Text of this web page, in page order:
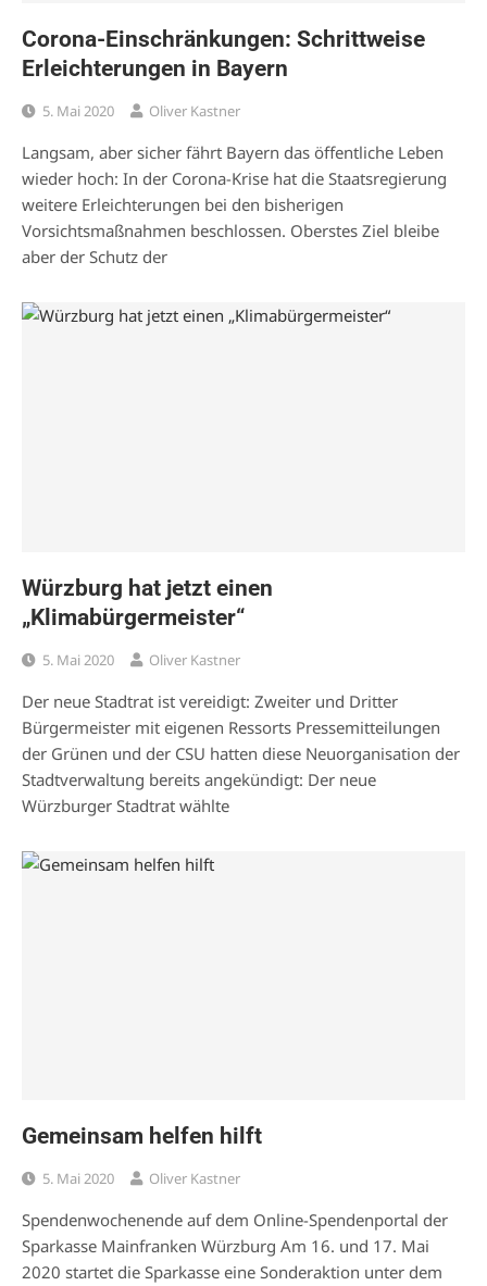
Corona-Einschränkungen: Schrittweise
Erleichterungen in Bayern
5. Mai 2020 Oliver Kastner
Langsam, aber sicher fährt Bayern das öffentliche Leben
wieder hoch: In der Corona-Krise hat die Staatsregierung
weitere Erleichterungen bei den bisherigen
Vorsichtsmaßnahmen beschlossen. Oberstes Ziel bleibe
aber der Schutz der
Würzburg hat jetzt einen
„Klimabürgermeister“
5. Mai 2020 Oliver Kastner
Der neue Stadtrat ist vereidigt: Zweiter und Dritter
Bürgermeister mit eigenen Ressorts Pressemitteilungen
der Grünen und der CSU hatten diese Neuorganisation der
Stadtverwaltung bereits angekündigt: Der neue
Würzburger Stadtrat wählte
Gemeinsam helfen hilft
5. Mai 2020 Oliver Kastner
Spendenwochenende auf dem Online-Spendenportal der
Sparkasse Mainfranken Würzburg Am 16. und 17. Mai
2020 startet die Sparkasse eine Sonderaktion unter dem